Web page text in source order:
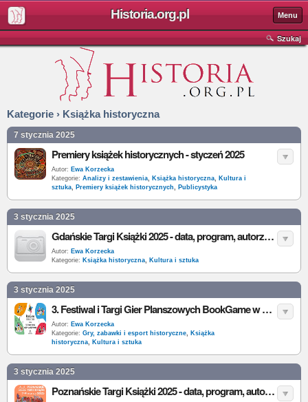
Historia.org.pl Menu
Szukaj
Kategorie › Książka historyczna
7 stycznia 2025
Premiery książek historycznych - styczeń 2025
Autor: Ewa Korzecka
Kategorie: Analizy i zestawienia, Książka historyczna, Kultura i
sztuka, Premiery książek historycznych, Publicystyka
3 stycznia 2025
Gdańskie Targi Książki 2025 - data, program, autorzy, wystawcy, bilety
Autor: Ewa Korzecka
Kategorie: Książka historyczna, Kultura i sztuka
3 stycznia 2025
3. Festiwal i Targi Gier Planszowych BookGame w Krakowie 2025 - data, program, autorzy, wystawcy, bilety
Autor: Ewa Korzecka
Kategorie: Gry, zabawki i esport historyczne, Książka
historyczna, Kultura i sztuka
3 stycznia 2025
Poznańskie Targi Książki 2025 - data, program, autorzy, wystawcy, bilety